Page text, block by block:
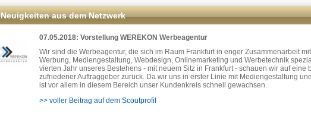
Neuigkeiten aus dem Netzwerk
07.05.2018: Vorstellung WEREKON Werbeagentur
Wir sind die Werbeagentur, die sich im Raum Frankfurt in enger Zusammenarbeit
Werbung, Mediengestaltung, Webdesign, Onlinemarketing und Werbetechnik
vierten Jahr unseres Bestehens - mit neuem Sitz in Frankfurt - schauen wir auf eine
zufriedener Auftraggeber zurück. Da wir uns in erster Linie mit Mediengestaltung
ist vor allem in diesem Bereich unser Kundenkreis schnell gewachsen.
>> voller Beitrag auf dem Scoutprofil